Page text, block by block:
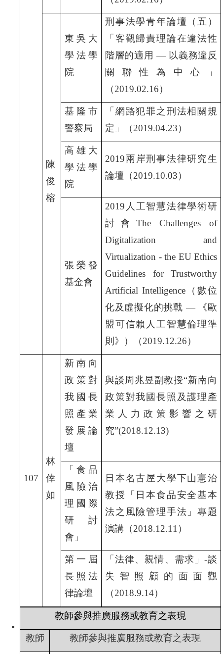
陳
俊
榕
東吳大
學法學
院
刑事法學青年論壇（五）
「客觀歸責理論在違法性
階層的適用 — 以義務違反
關聯性為中心」
（2019.02.16）
基隆市
警察局
「網路犯罪之刑法相關規
定」（2019.04.23）
高雄大
學法學
院
2019兩岸刑事法律研究生
論壇（2019.10.03）
張榮發
基金會
2019 人工智慧法律學術研
討會The Challenges of
Digitalization and
Virtualization - the EU Ethics
Guidelines for Trustworthy
Artificial Intelligence（數位
化及虛擬化的挑戰 —
《歐
盟可信賴人工智慧倫理準
則》）（2019.12.26）
107
林
倖
如
新南向
政策對
我國長
照產業
發展論
壇
與談周兆昱副教授“新南向
政策對我國長照及護理產
業人力政策影響之研
究”(2018.12.13)
「食品
風險治
理國際
研討
會」
日本名古屋大學下山憲治
教授「日本食品安全基本
法之風險管理手法」專題
演講（2018.12.11 ）
第一屆
長照法
律論壇
「法律、親情、需求」-談
失智照顧的面面觀
（2018.9.14）
教師參與推廣服務或教育之表現
教師 教師參與推廣服務或教育之表現